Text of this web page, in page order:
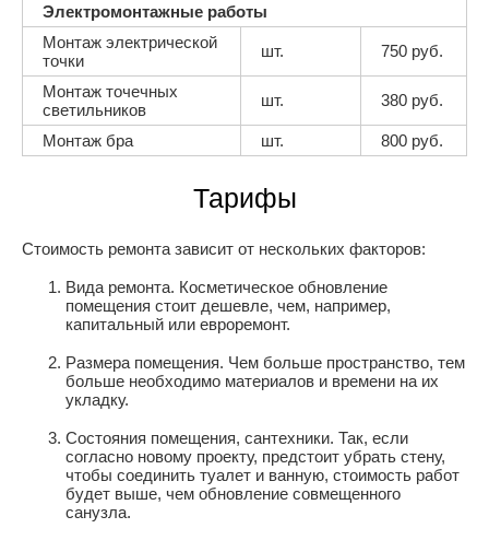
Электромонтажные работы
Монтаж электрической
точки
шт. 750 руб.
Монтаж точечных
светильников
шт. 380 руб.
Монтаж бра шт. 800 руб.
Тарифы
Стоимость ремонта зависит от нескольких факторов:
Вида ремонта. Косметическое обновление
помещения стоит дешевле, чем, например,
капитальный или евроремонт.
Размера помещения. Чем больше пространство, тем
больше необходимо материалов и времени на их
укладку.
Состояния помещения, сантехники. Так, если
согласно новому проекту, предстоит убрать стену,
чтобы соединить туалет и ванную, стоимость работ
будет выше, чем обновление совмещенного
санузла.